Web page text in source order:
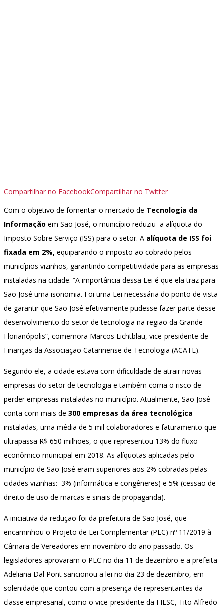
Compartilhar no FacebookCompartilhar no Twitter
Com o objetivo de fomentar o mercado de Tecnologia da
Informação em São José, o município reduziu a alíquota do
Imposto Sobre Serviço (ISS) para o setor. A alíquota de ISS foi
fixada em 2%, equiparando o imposto ao cobrado pelos
municípios vizinhos, garantindo competitividade para as empresas
instaladas na cidade. “A importância dessa Lei é que ela traz para
São José uma isonomia. Foi uma Lei necessária do ponto de vista
de garantir que São José efetivamente pudesse fazer parte desse
desenvolvimento do setor de tecnologia na região da Grande
Florianópolis”, comemora Marcos Lichtblau, vice-presidente de
Finanças da Associação Catarinense de Tecnologia (ACATE).
Segundo ele, a cidade estava com dificuldade de atrair novas
empresas do setor de tecnologia e também corria o risco de
perder empresas instaladas no município. Atualmente, São José
conta com mais de 300 empresas da área tecnológica
instaladas, uma média de 5 mil colaboradores e faturamento que
ultrapassa R$ 650 milhões, o que representou 13% do fluxo
econômico municipal em 2018. As alíquotas aplicadas pelo
município de São José eram superiores aos 2% cobradas pelas
cidades vizinhas: 3% (informática e congêneres) e 5% (cessão de
direito de uso de marcas e sinais de propaganda).
A iniciativa da redução foi da prefeitura de São José, que
encaminhou o Projeto de Lei Complementar (PLC) nº 11/2019 à
Câmara de Vereadores em novembro do ano passado. Os
legisladores aprovaram o PLC no dia 11 de dezembro e a prefeita
Adeliana Dal Pont sancionou a lei no dia 23 de dezembro, em
solenidade que contou com a presença de representantes da
classe empresarial, como o vice-presidente da FIESC, Tito Alfredo